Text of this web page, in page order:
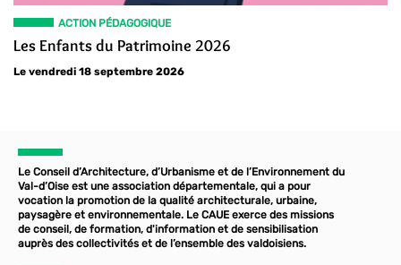
ACTION PÉDAGOGIQUE
Les Enfants du Patrimoine 2026
Le vendredi 18 septembre 2026
Le Conseil d’Architecture, d’Urbanisme et de l’Environnement du
Val-d’Oise est une association départementale, qui a pour
vocation la promotion de la qualité architecturale, urbaine,
paysagère et environnementale. Le CAUE exerce des missions
de conseil, de formation, d'information et de sensibilisation
auprès des collectivités et de l’ensemble des valdoisiens.